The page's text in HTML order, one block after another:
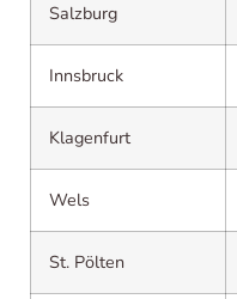
Salzburg
Innsbruck
Klagenfurt
Wels
St. Pölten